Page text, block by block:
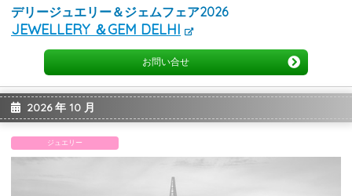
デリージュエリー＆ジェムフェア2026
JEWELLERY ＆GEM DELHI
お問い合せ
2026 年 10 月
ジュエリー